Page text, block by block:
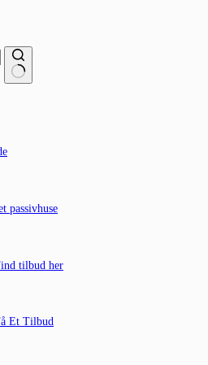
passivhuse
tilbud her
Et Tilbud